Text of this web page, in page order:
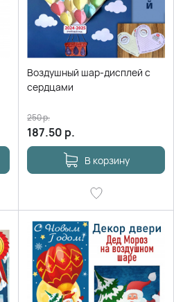
Воздушный шар-дисплей с
сердцами
187.50 р.
250р.
В корзину